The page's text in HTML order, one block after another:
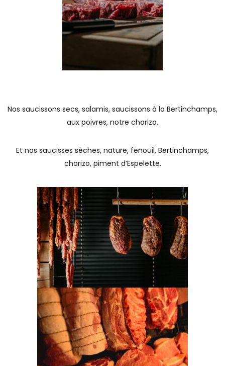
Nos saucissons secs, salamis, saucissons à la Bertinchamps,
aux poivres, notre chorizo.
Et nos saucisses sèches, nature, fenouil, Bertinchamps,
chorizo, piment d’Espelette.